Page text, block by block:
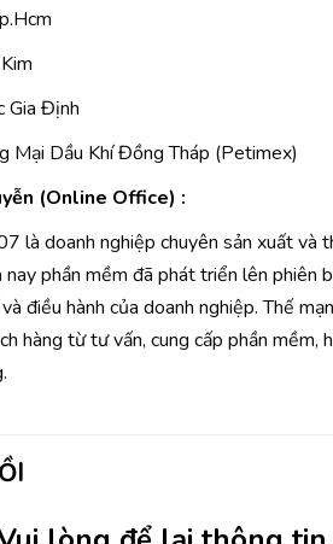
Gia Định
Mại Dầu Khí Đồng Tháp (Petimex)
(Online Office) :
là doanh nghiệp chuyên sản xuất và
phần mềm đã phát triển lên
điều hành của doanh nghiệp. Thế
hàng từ tư vấn, cung cấp phần mềm,